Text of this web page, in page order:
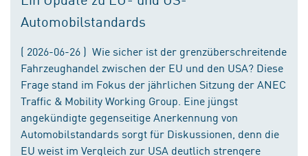
Automobilstandards
( 2026-06-26 ) Wie sicher ist der grenzüberschreitende
Fahrzeughandel zwischen der EU und den USA? Diese
Frage stand im Fokus der jährlichen Sitzung der ANEC
Traffic & Mobility Working Group. Eine jüngst
angekündigte gegenseitige Anerkennung von
Automobilstandards sorgt für Diskussionen, denn die
EU weist im Vergleich zur USA deutlich strengere